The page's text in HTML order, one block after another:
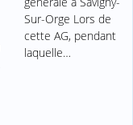
Sur-Orge Lors de
cette AG, pendant
laquelle…